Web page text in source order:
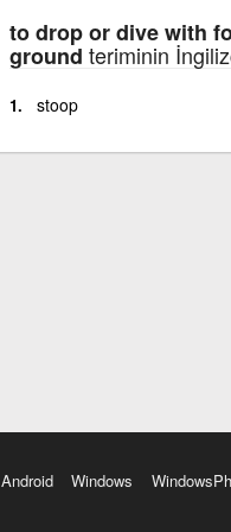
to drop or dive with
ground teriminin
stoop
Android Windows